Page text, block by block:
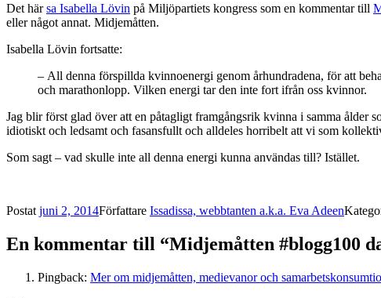
Det härsa Isabella Lövin på Miljöpartiets kongress som en kommentar till
eller något annat. Midjemåtten.
Isabella Lövin fortsatte:
– All denna förspillda kvinnoenergi genom århundradena, för att
och marathonlopp. Vilken energi tar den inte fort ifrån oss kvinnor.
Jag blir först glad över att en påtagligt framgångsrik kvinna i samma ålder
idiotiskt och ledsamt och fasansfullt och alldeles horribelt att vi som
Som sagt – vad skulle inte all denna energi kunna användas till? Istället.
Postat juni 2, 2014Författare Issadissa, webbtanten a.k.a. Eva Adeen
En kommentar till “Midjemåtten #blogg100
Pingback: Mer om midjemåtten, medievanor och